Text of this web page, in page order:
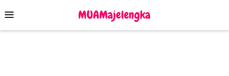
to
contentMenu